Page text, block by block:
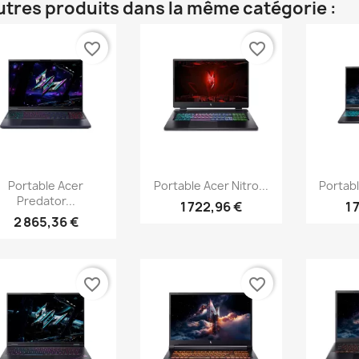
produits dans la même catégorie :
Aperçu rapide
Portable Acer
Predator...
2 865,36 €
favorite_border
Aperçu rapide
Portable Acer Nitro...
1 722,96 €
favorite_border

1
favorite_border favorite_border